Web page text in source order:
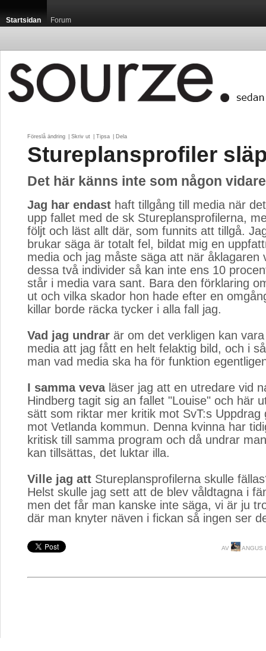
Startsidan Forum
Föreslå ändring Skriv ut Tipsa Dela
Stureplansprofiler
Det här känns inte som någon
Jag har endast haft tillgång till media när
upp fallet med de sk Stureplansprofilerna,
följt och läst allt där, som funnits att tillgå.
brukar säga är totalt fel, bildat mig en
media och jag måste säga att när åklagaren
dessa två individer så kan inte ens 10
står i media vara sant. Bara den förklaring
ut och vilka skador hon hade efter en
killar borde räcka tycker i alla fall jag.
Vad jag undrar är om det verkligen kan
media att jag fått en helt felaktig bild, och i
man vad media ska ha för funktion
I samma vevaläser jag att en utredare vid
Hindberg tagit sig an fallet "Louise" och här
sätt som riktar mer kritik mot SvT:s Uppdrag
mot Vetlanda kommun. Denna kvinna har
kritisk till samma program och då undrar
kan tillsättas, det luktar illa.
Ville jag att Stureplansprofilerna skulle
Helst skulle jag sett att de blev våldtagna i
men det får man kanske inte säga, vi är ju
där man knyter näven i fickan så ingen ser
AV ANGUS